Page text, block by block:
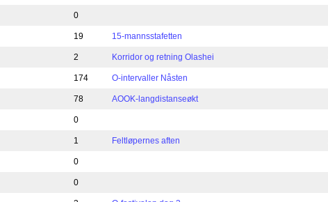
0
19 15-mannsstafetten
2 Korridor og retning Olashei
174 O-intervaller Nåsten
78 AOOK-langdistanseøkt
0
1 Feltløpernes aften
0
0